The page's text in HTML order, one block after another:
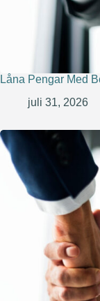
Låna Pengar Med
juli 31, 2026